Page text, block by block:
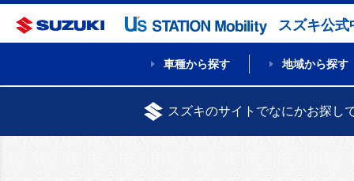
スズキ公式
車種から探す 地域から探す
スズキのサイトでなにかお探し